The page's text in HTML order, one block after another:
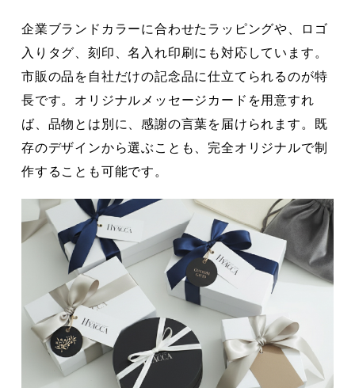
企業ブランドカラーに合わせたラッピングや、ロゴ
入りタグ、刻印、名入れ印刷にも対応しています。
市販の品を自社だけの記念品に仕立てられるのが特
長です。オリジナルメッセージカードを用意すれ
ば、品物とは別に、感謝の言葉を届けられます。既
存のデザインから選ぶことも、完全オリジナルで制
作することも可能です。